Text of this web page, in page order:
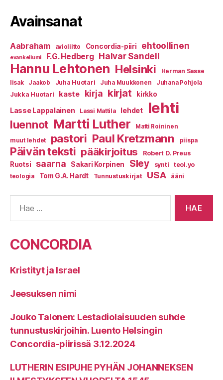
Avainsanat
Aabraham avioliitto Concordia-piiri ehtoollinen
evankeliumi F.G. Hedberg Halvar Sandell
Hannu Lehtonen Helsinki
Herman Sasse
Iisak
Jaakob Juha Huotari Juha Muukkonen Juhana Pohjola
Jukka Huotari kaste kirja kirjat kirkko
Lasse Lappalainen Lassi Mattila lehdet lehti
luennot Martti Luther
Matti Roininen
muut lehdet
pastori Paul Kretzmann piispa
Päivän teksti pääkirjoitus Robert D. Preus
Ruotsi saarna Sakari Korpinen Sley synti teol.yo
teologia Tom G.A. Hardt Tunnustuskirjat USA ääni
CONCORDIA
Kristityt ja Israel
Jeesuksen nimi
Jouko Talonen: Lestadiolaisuuden suhde
tunnustuskirjoihin. Luento Helsingin
Concordia-piirissä 3.12.2024
LUTHERIN ESIPUHE PYHÄN JOHANNEKSEN